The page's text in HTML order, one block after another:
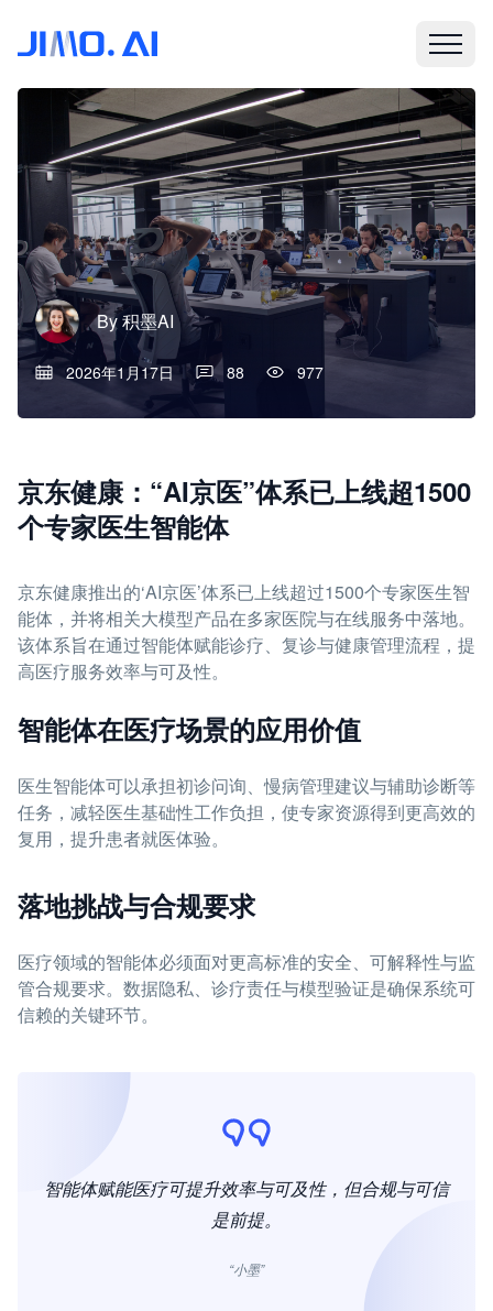
By积墨AI
2026年1月17日 88 977
京东健康：“AI京医”体系已上线超1500
个专家医生智能体
京东健康推出的‘AI京医’体系已上线超过1500个专家医生智
能体，并将相关大模型产品在多家医院与在线服务中落地。
该体系旨在通过智能体赋能诊疗、复诊与健康管理流程，提
高医疗服务效率与可及性。
智能体在医疗场景的应用价值
医生智能体可以承担初诊问询、慢病管理建议与辅助诊断等
任务，减轻医生基础性工作负担，使专家资源得到更高效的
复用，提升患者就医体验。
落地挑战与合规要求
医疗领域的智能体必须面对更高标准的安全、可解释性与监
管合规要求。数据隐私、诊疗责任与模型验证是确保系统可
信赖的关键环节。
智能体赋能医疗可提升效率与可及性，但合规与可信
是前提。
“小墨”